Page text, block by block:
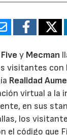
Five y Mecman
visitantes con
Realidad
virtual a la
en sus
los
el código que